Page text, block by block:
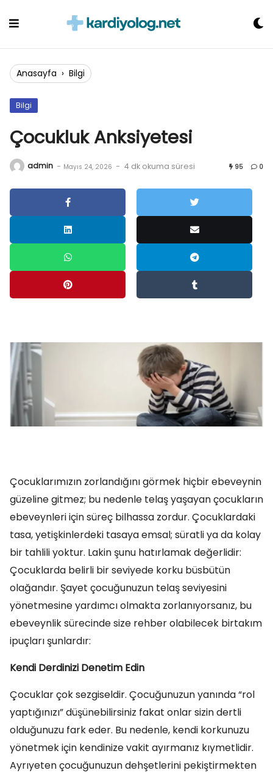
Anasayfa › Bilgi
Bilgi
Çocukluk Anksiyetesi
admin - Mayıs 24, 2026 - 4 dk okuma süresi 95 0
Çocuklarımızın zorlandığını görmek hiçbir ebeveynin
güzeline gitmez; bu nedenle telaş yaşayan çocukların
ebeveynleri için süreç bilhassa zordur. Çocuklardaki
tasa, yetişkinlerdeki tasaya emsal; süratli ya da kolay
bir tahlili yoktur. Lakin şunu hatırlamak değerlidir:
Çocuklarda belirli bir seviyede korku büsbütün
olağandır. Şayet çocuğunuzun telaş seviyesini
yönetmesine yardımcı olmakta zorlanıyorsanız, bu
ebeveynlik sürecinde size rehber olabilecek birtakım
ipuçları şunlardır:
Kendi Derdinizi Denetim Edin
Çocuklar çok sezgiseldir. Çocuğunuzun yanında “rol
yaptığınızı” düşünebilirsiniz fakat onlar sizin dertli
olduğunuzu fark eder. Bu nedenle, kendi korkunuzu
yönetmek için kendinize vakit ayırmanız kıymetlidir.
Ayrıyeten çocuğunuzun dehşetlerini pekiştirmekten